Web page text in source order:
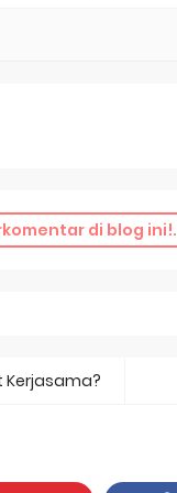
di blog ini!.
Kerjasama?